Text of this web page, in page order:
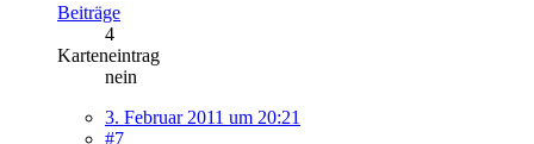
Beiträge
4
Karteneintrag
nein
3. Februar 2011 um 20:21
#7